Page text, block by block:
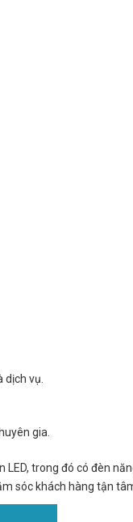
dịch vụ.
gia.
LED, trong đó có đèn
sóc khách hàng tận